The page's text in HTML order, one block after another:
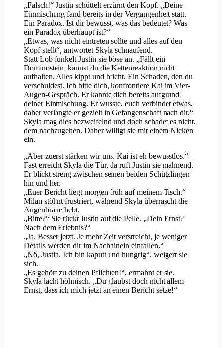
„Falsch!“ Justin schüttelt erzürnt den Kopf. „Deine
Einmischung fand bereits in der Vergangenheit statt.
Ein Paradox. Ist dir bewusst, was das bedeutet? Was
ein Paradox überhaupt ist?“
„Etwas, was nicht eintreten sollte und alles auf den
Kopf stellt“, antwortet Skyla schnaufend.
Statt Lob funkelt Justin sie böse an. „Fällt ein
Dominostein, kannst du die Kettenreaktion nicht
aufhalten. Alles kippt und bricht. Ein Schaden, den du
verschuldest. Ich bitte dich, konfrontiere Kai im Vier-
Augen-Gespräch. Er kannte dich bereits aufgrund
deiner Einmischung. Er wusste, euch verbindet etwas,
daher verlangte er gezielt in Gefangenschaft nach dir.“
Skyla mag dies bezweifelnd und doch schadet es nicht,
dem nachzugehen. Daher willigt sie mit einem Nicken
ein.
„Aber zuerst stärken wir uns. Kai ist eh bewusstlos.“
Fast erreicht Skyla die Tür, da ruft Justin sie mahnend.
Er blickt streng zwischen seinen beiden Schützlingen
hin und her.
„Euer Bericht liegt morgen früh auf meinem Tisch.“
Milan stöhnt frustriert, während Skyla überrascht die
Augenbraue hebt.
„Bitte?“ Sie rückt Justin auf die Pelle. „Dein Ernst?
Nach dem Erlebnis?“
„Ja. Besser jetzt. Je mehr Zeit verstreicht, je weniger
Details werden dir im Nachhinein einfallen.“
„Nö, Justin. Ich bin kaputt und hungrig“, weigert sie
sich.
„Es gehört zu deinen Pflichten!“, ermahnt er sie.
Skyla lacht höhnisch. „Du glaubst doch nicht allem
Ernst, dass ich mich jetzt an einen Bericht setze!“